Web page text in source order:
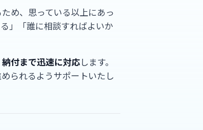
め、思っている以上にあっ
」「誰に相談すればよいか
付まで迅速に対応します。
られるようサポートいたし